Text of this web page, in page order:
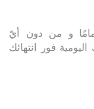
و من دون أيّ
فور انتهائك